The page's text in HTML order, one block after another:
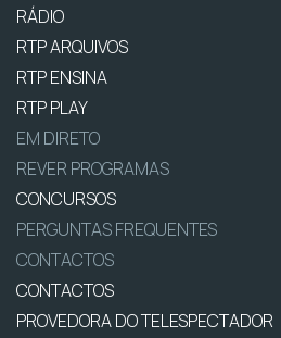
RÁDIO
RTP ARQUIVOS
RTP ENSINA
RTP PLAY
EM DIRETO
REVER PROGRAMAS
CONCURSOS
PERGUNTAS FREQUENTES
CONTACTOS
CONTACTOS
PROVEDORA DO TELESPECTADOR